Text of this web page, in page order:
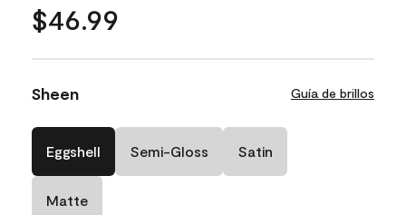
$46.99
Sheen Guía de brillos
Eggshell Semi-Gloss Satin
Matte